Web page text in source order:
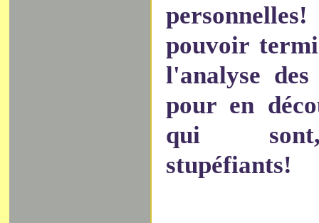
pouvoir
l'analyse
pour en
qui sont,
stupéfiants!